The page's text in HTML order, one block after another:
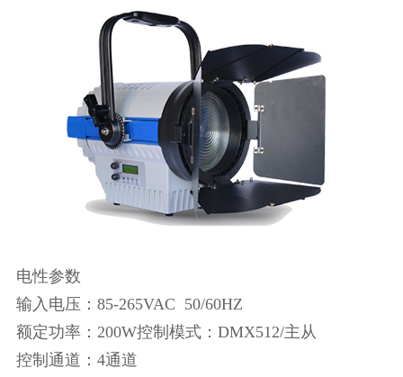
电性参数
输入电压：85-265VAC 50/60HZ
额定功率：200W控制模式：DMX512/主从
控制通道：4通道